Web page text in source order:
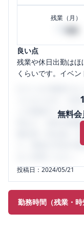
残業（月）
良い点
残業や休日出勤は
くらいです。イベ
無料
うになります。
ミの投稿サイトで
判など、女性の転
輩社員（元社員）
り、将来の不安や
投稿日：2024/05/21
勤務時間（残業・